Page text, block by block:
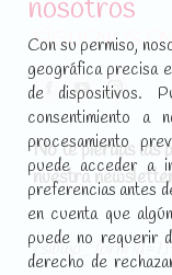
SÍGUENOS
Encuéntranos en:
Facebook
page
opens
in
new
window
YouTube
page
opens
in
new
window
page
opens
in
new
window
No te pierdas las
nuestra
[sibwp_form id=1]
nosotros
Con su permiso,
geográfica precisa
de dispositivos.
consentimiento a
procesamiento
puede acceder a
preferencias antes
en cuenta que
puede no requerir
derecho de